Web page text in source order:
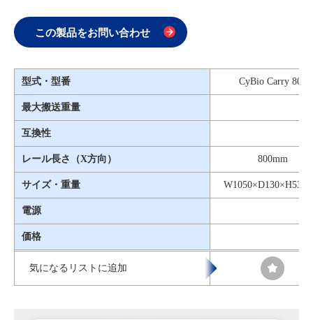
この製品をお問い合わせ
型式・型番 CyBio Carry 800
最大搬送重量
互換性
レール長さ（X方向） 800mm
サイズ・重量
電源
価格
気になるリストに追加